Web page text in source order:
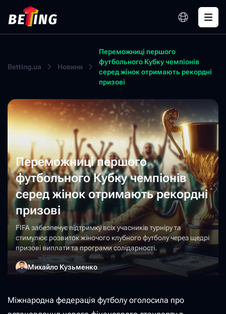
Betting.ua Новини
Переможниці першого
футбольного Кубку чемпіонів
серед жінок отримають рекордні
призові
Переможниці першого
футбольного Кубку чемпіонів
серед жінок отримають рекордні
призові
FIFA забезпечує підтримку всіх учасників турніру та
стимулює розвиток жіночого клубного футболу через щедрі
призові виплати та програми солідарності.
Михайло Кузьменко
Міжнародна федерація футболу оголосила про